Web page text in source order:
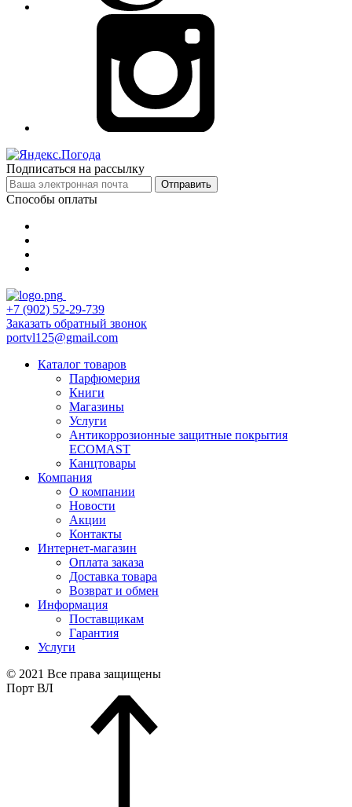
Подписаться на рассылку
Отправить
Способы оплаты
+7 (902) 52-29-739
Заказать обратный звонок
portvl125@gmail.com
Каталог товаров
Парфюмерия
Книги
Магазины
Услуги
Антикоррозионные защитные покрытия
ECOMAST
Канцтовары
Компания
О компании
Новости
Акции
Контакты
Интернет-магазин
Оплата заказа
Доставка товара
Возврат и обмен
Информация
Поставщикам
Гарантия
Услуги
© 2021 Все права защищены
Порт ВЛ